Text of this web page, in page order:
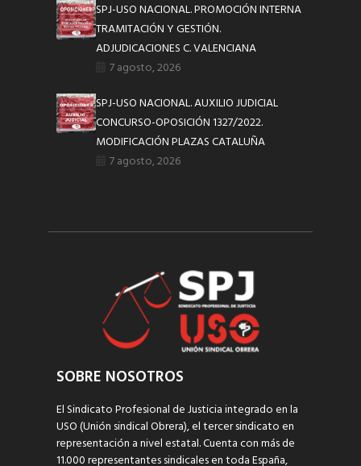
SPJ-USO NACIONAL. PROMOCIÓN INTERNA
TRAMITACIÓN Y GESTIÓN.
ADJUDICACIONES C. VALENCIANA
7 agosto, 2026
SPJ-USO NACIONAL. AUXILIO JUDICIAL
CONCURSO-OPOSICIÓN 1327/2022.
MODIFICACIÓN PLAZAS CATALUÑA
7 agosto, 2026
SOBRE NOSOTROS
El Sindicato Profesional de Justicia integrado en la
USO (Unión sindical Obrera), el tercer sindicato en
representación a nivel estatal. Cuenta con más de
11.000 representantes sindicales en toda España,